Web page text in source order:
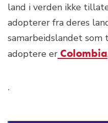
land i verden ikke
adopterer fra deres
samarbeidslandet
adoptere er Colombia
.